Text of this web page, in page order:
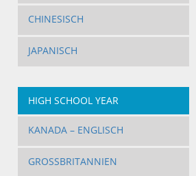
CHINESISCH
JAPANISCH
HIGH SCHOOL YEAR
KANADA – ENGLISCH
GROSSBRITANNIEN